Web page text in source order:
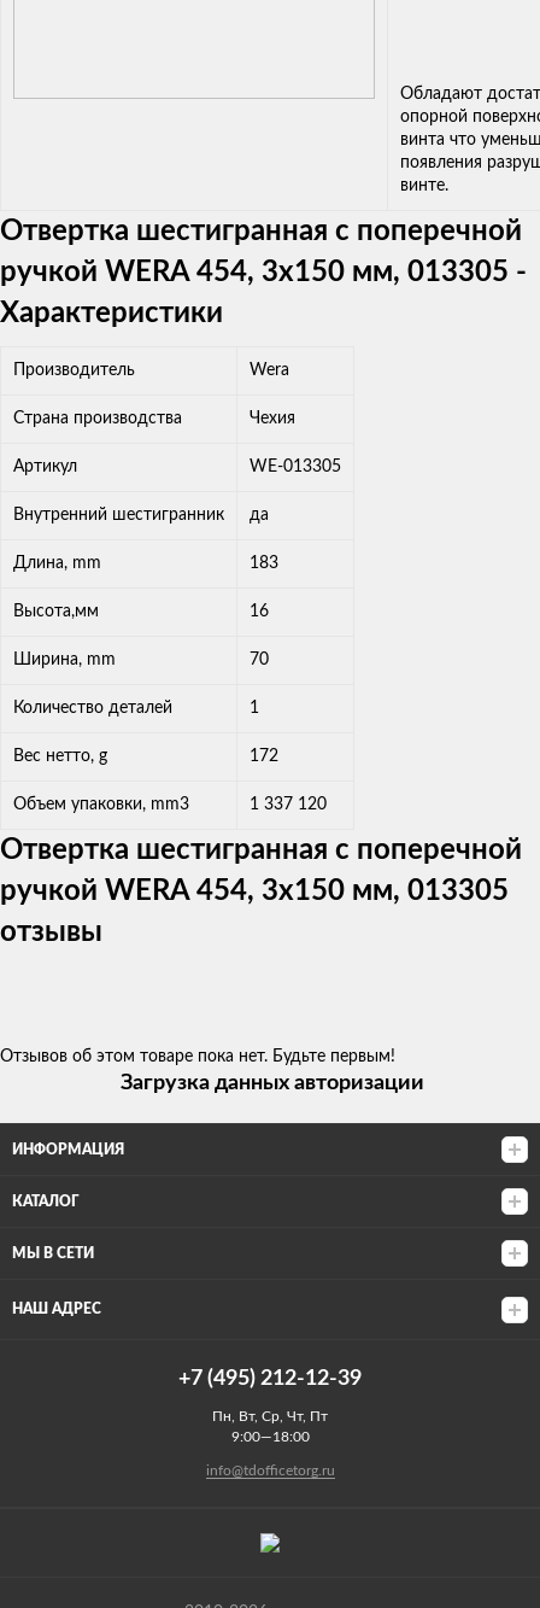
Обладают
опорной
винта что
появления
винте.
Отвертка шестигранная с поперечной
ручкой WERA 454, 3x150 мм, 013305 -
Характеристики
Производитель Wera
Страна производства Чехия
Артикул WE-013305
Внутренний шестигранник да
Длина, mm 183
Высота,мм 16
Ширина, mm 70
Количество деталей 1
Вес нетто, g 172
Объем упаковки, mm3 1 337 120
Отвертка шестигранная с поперечной
ручкой WERA 454, 3x150 мм, 013305
отзывы
Отзывов об этом товаре пока нет. Будьте первым!
Загрузка данных авторизации
ИНФОРМАЦИЯ
КАТАЛОГ
МЫ В СЕТИ
НАШ АДРЕС
+7 (495) 212-12-39
Пн, Вт, Ср, Чт, Пт
9:00—18:00
info@tdofficetorg.ru